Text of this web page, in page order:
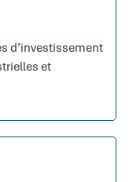
d’investissement
et